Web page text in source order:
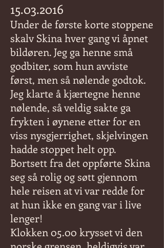
15.03.2016
Under de første korte stoppene
skalv Skina hver gang vi åpnet
bildøren. Jeg ga henne små
godbiter, som hun avviste
først, men så nølende godtok.
Jeg klarte å kjærtegne henne
nølende, så veldig sakte ga
frykten i øynene etter for en
viss nysgjerrighet, skjelvingen
hadde stoppet helt opp.
Bortsett fra det oppførte Skina
seg så rolig og søtt gjennom
hele reisen at vi var redde for
at hun ikke en gang var i live
lenger!
Klokken 05.00 krysset vi den